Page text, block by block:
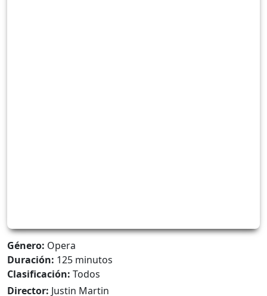
Género: Opera
Duración: 125 minutos
Clasificación: Todos
Director: Justin Martin